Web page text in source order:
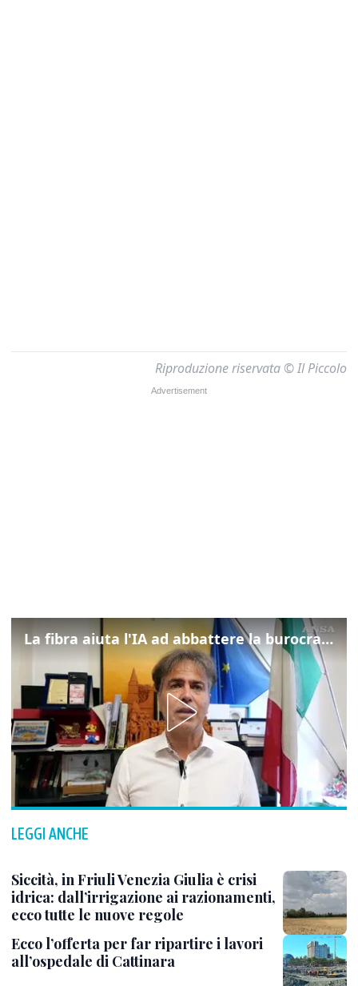
Riproduzione riservata © Il Piccolo
La fibra aiuta l'IA ad abbattere la burocrazia, progetto pilota in Veneto
LEGGI ANCHE
Siccità, in Friuli Venezia Giulia è crisi
idrica: dall’irrigazione ai razionamenti,
ecco tutte le nuove regole
Ecco l’offerta per far ripartire i lavori
all’ospedale di Cattinara